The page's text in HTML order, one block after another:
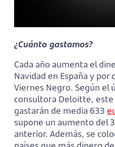
¿Cuánto gastamos?
Cada año aumenta el
Navidad en España y
Viernes Negro. Según el
consultora Deloitte, este
gastarán de media 633
supone un aumento del
anterior. Además, se